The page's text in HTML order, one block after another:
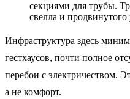
секциями для трубы.
свелла и продвинутого
Инфраструктура здесь
гестхаусов, почти полное
перебои с электричеством.
а не комфорт.